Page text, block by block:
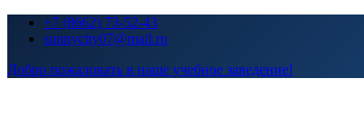
Перейти+7 (8662) 73-52-43
sunnycity07@mail.ru
Добро пожаловать в наше учебное заведение!